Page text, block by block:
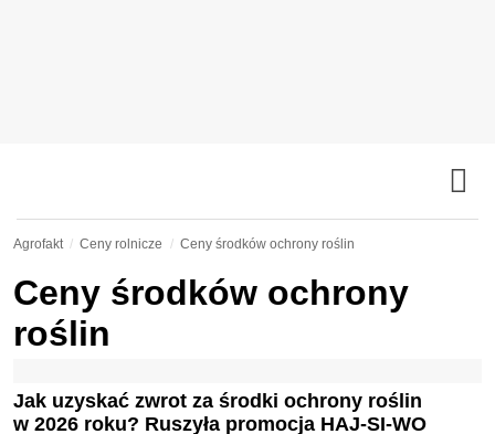
Agrofakt Ceny rolnicze Ceny środków ochrony roślin
Ceny środków ochrony
roślin
Jak uzyskać zwrot za środki ochrony roślin
w 2026 roku? Ruszyła promocja HAJ-SI-WO